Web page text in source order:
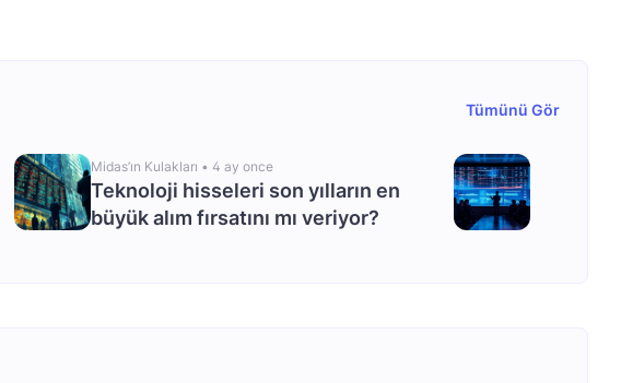
Tümünü Gör
Midas’ın Kulakları •4 ay once
Teknoloji hisseleri son yılların en
büyük alım fırsatını mı veriyor?